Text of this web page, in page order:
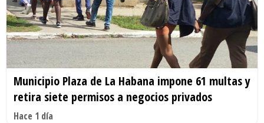
Municipio Plaza de La Habana impone 61 multas y
retira siete permisos a negocios privados
Hace 1 día